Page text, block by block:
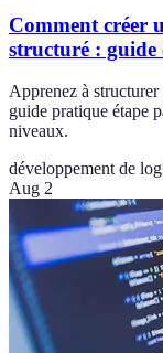
Comment créer
structuré : guide
Apprenez à
guide pratique étape
niveaux.
développement de
Aug 2